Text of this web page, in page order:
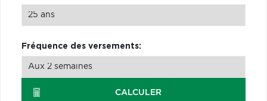
Fréquence des versements:
CALCULER